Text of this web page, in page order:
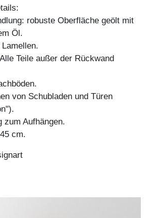
robuste Oberfläche geölt mit
Öl.
Lamellen.
Teile außer der Rückwand
von Schubladen und Türen
zum Aufhängen.
cm.